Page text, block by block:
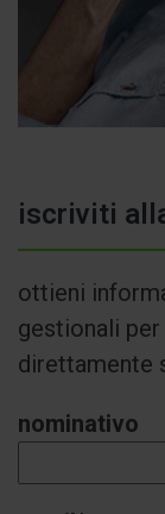
iscriviti
ottieni
gestionali
direttamente
nominativo